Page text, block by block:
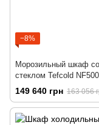
−8%
Морозильный шкаф со
стеклом Tefcold
двухдверный
149 640 грн 163 056